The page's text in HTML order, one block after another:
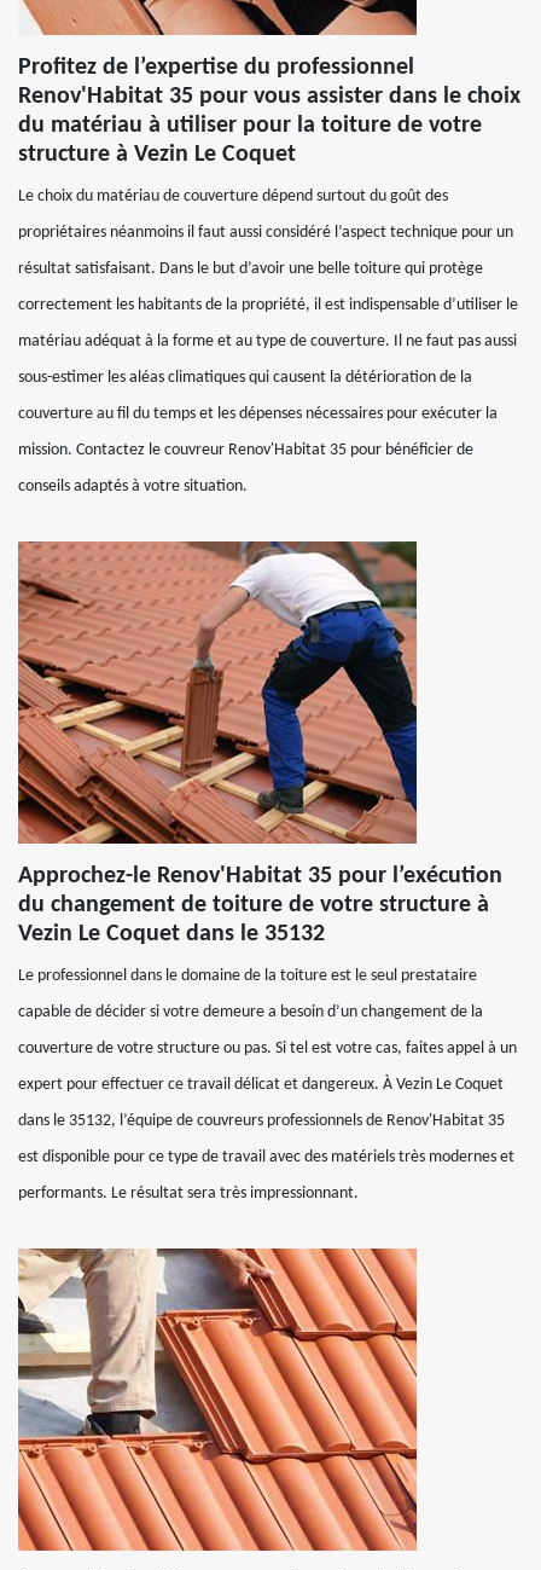
Profitez de l’expertise du professionnel
Renov'Habitat 35 pour vous assister dans le choix
du matériau à utiliser pour la toiture de votre
structure à Vezin Le Coquet
Le choix du matériau de couverture dépend surtout du goût des
propriétaires néanmoins il faut aussi considéré l’aspect technique pour un
résultat satisfaisant. Dans le but d’avoir une belle toiture qui protège
correctement les habitants de la propriété, il est indispensable d’utiliser le
matériau adéquat à la forme et au type de couverture. Il ne faut pas aussi
sous-estimer les aléas climatiques qui causent la détérioration de la
couverture au fil du temps et les dépenses nécessaires pour exécuter la
mission. Contactez le couvreur Renov'Habitat 35 pour bénéficier de
conseils adaptés à votre situation.
Approchez-le Renov'Habitat 35 pour l’exécution
du changement de toiture de votre structure à
Vezin Le Coquet dans le 35132
Le professionnel dans le domaine de la toiture est le seul prestataire
capable de décider si votre demeure a besoin d’un changement de la
couverture de votre structure ou pas. Si tel est votre cas, faites appel à un
expert pour effectuer ce travail délicat et dangereux. À Vezin Le Coquet
dans le 35132, l’équipe de couvreurs professionnels de Renov'Habitat 35
est disponible pour ce type de travail avec des matériels très modernes et
performants. Le résultat sera très impressionnant.